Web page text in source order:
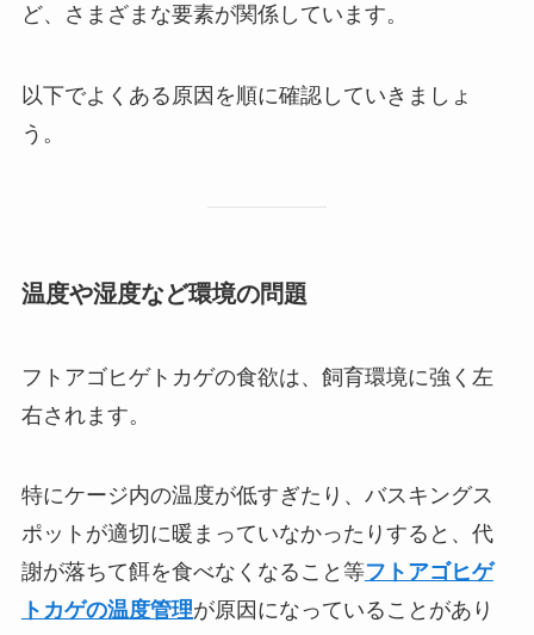
ど、さまざまな要素が関係しています。
以下でよくある原因を順に確認していきましょ
う。
温度や湿度など環境の問題
フトアゴヒゲトカゲの食欲は、飼育環境に強く左
右されます。
特にケージ内の温度が低すぎたり、バスキングス
ポットが適切に暖まっていなかったりすると、代
謝が落ちて餌を食べなくなること等フトアゴヒゲ
トカゲの温度管理が原因になっていることがあり